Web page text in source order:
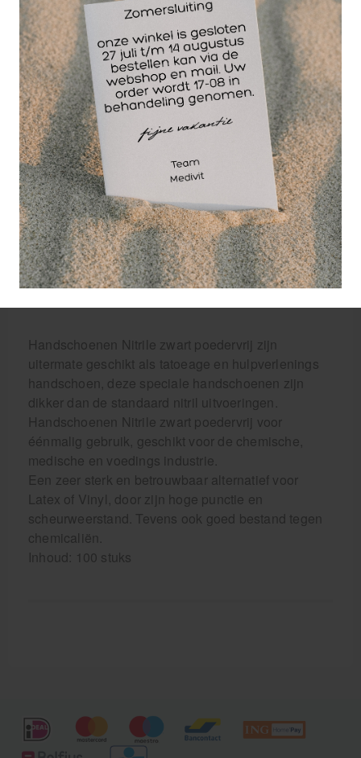
Vanaf 10 stuks 4,88 (-15 %)
voor 15.00 bestelddezelfde werkdag
verzonden!
GRATIS
bezorging va. €95,- excl. btw
14 dagen
retourgarantie
30 jaardé paramedisch specialist
Handschoenen Nitrile zwart poedervrij zijn
uitermate geschikt als tatoeage en hulpverlenings
handschoen, deze speciale handschoenen zijn
dikker dan de standaard nitril uitvoeringen.
Handschoenen Nitrile zwart poedervrij voor
éénmalig gebruik, geschikt voor de chemische,
medische en voedings industrie.
Een zeer sterk en betrouwbaar alternatief voor
Latex of Vinyl, door zijn hoge punctie en
scheurweerstand. Tevens ook goed bestand tegen
chemicaliën.
Inhoud: 100 stuks